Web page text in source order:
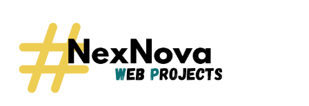
content
footer